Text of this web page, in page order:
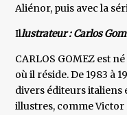
Aliénor, puis avec la
Illustrateur : Carlos
CARLOS GOMEZ est
où il réside. De 1983 à
divers éditeurs italiens
illustres, comme